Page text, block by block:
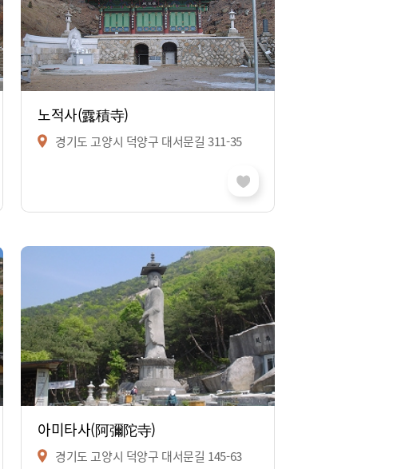
노적사(露積寺)
경기도 고양시 덕양구 대서문길 311-35
아미타사(阿彌陀寺)
경기도 고양시 덕양구 대서문길 145-63